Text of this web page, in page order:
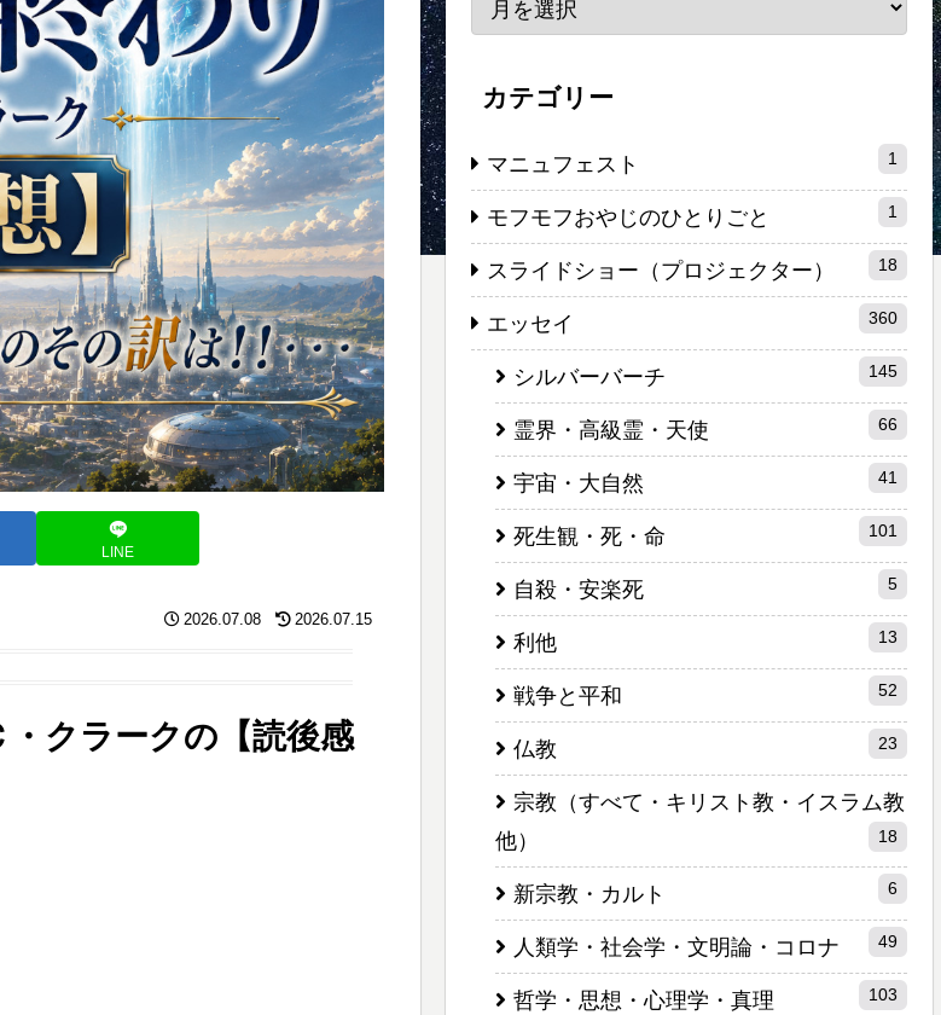
LINE
2026.07.08 2026.07.15
クラークの【読後感
カテゴリー
マニュフェスト 1
モフモフおやじのひとりごと 1
スライドショー（プロジェクター） 18
エッセイ 360
シルバーバーチ 145
霊界・高級霊・天使 66
宇宙・大自然 41
死生観・死・命 101
自殺・安楽死 5
利他 13
戦争と平和 52
仏教 23
宗教（すべて・キリスト教・イスラム教
他）
18
新宗教・カルト 6
人類学・社会学・文明論・コロナ 49
哲学・思想・心理学・真理 103